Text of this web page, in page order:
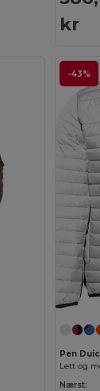
kr
-43%
Pen
Lett og
Nærst: